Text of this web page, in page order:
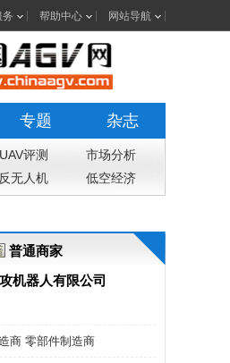
务 帮助中心 网站导航
专题 杂志
UAV评测
市场分析
反无人机 低空经济
普通商家
攻机器人有限公司
商 零部件制造商